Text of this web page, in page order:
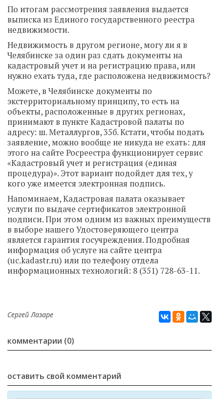
По итогам рассмотрения заявления выдается
выписка из Единого государственного реестра
недвижимости.
Недвижимость в другом регионе, могу ли я в
Челябинске за один раз сдать документы на
кадастровый учет и на регистрацию права, или
нужно ехать туда, где расположена недвижимость?
Можете, в Челябинске документы по
экстерриториальному принципу, то есть на
объекты, расположенные в других регионах,
принимают в пункте Кадастровой палаты по
адресу: ш. Металлургов, 35б. Кстати, чтобы подать
заявление, можно вообще не никуда не ехать: для
этого на сайте Росреестра функционирует сервис
«Кадастровый учет и регистрация (единая
процедура)». Этот вариант подойдет для тех, у
кого уже имеется электронная подпись.
Напоминаем, Кадастровая палата оказывает
услуги по выдаче сертификатов электронной
подписи. При этом одним из важных преимуществ
в выборе нашего Удостоверяющего центра
является гарантия госучреждения. Подробная
информация об услуге на сайте центра
(uc.kadastr.ru) или по телефону отдела
информационных технологий: 8 (351) 728-63-11.
Сергей Лазаре
комментарии (0)
оставить свой комментарий